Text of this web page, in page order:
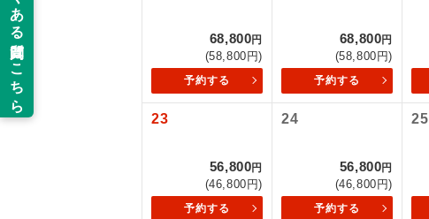
68,800円
(58,800円)
予約する
68,800円
(58,800円)
予約する
23
56,800円
(46,800円)
予約する
24
56,800円
(46,800円)
予約する
25
新コース
世界遺産
温泉